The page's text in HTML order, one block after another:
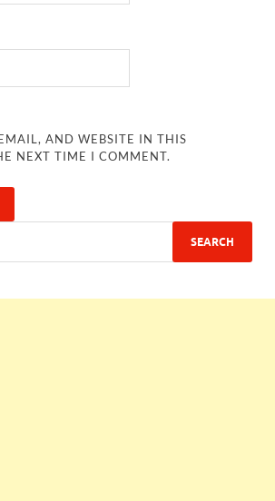
AND WEBSITE IN THIS
NEXT TIME I COMMENT.